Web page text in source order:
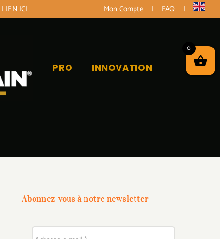
LIEN ICI Mon Compte| FAQ |
PRO INNOVATION
Abonnez-vous à notre newsletter
0